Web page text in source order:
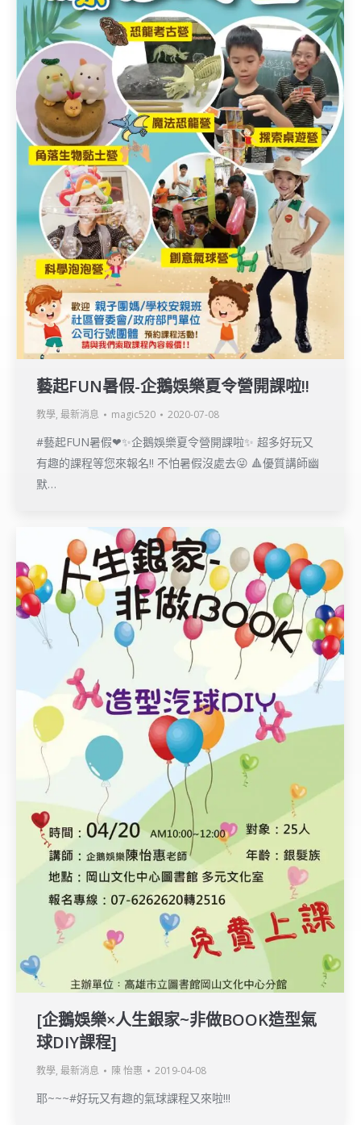
藝起FUN暑假-企鵝娛樂夏令營開課啦!!
教學, 最新消息 magic520 2020-07-08
#藝起FUN暑假❤✨企鵝娛樂夏令營開課啦✨ 超多好玩又
有趣的課程等您來報名‼ 不怕暑假沒處去😜 🔺優質講師幽
默…
[企鵝娛樂×人生銀家~非做BOOK造型氣
球DIY課程]
教學, 最新消息 陳 怡惠 2019-04-08
耶~~~#好玩又有趣的氣球課程又來啦!!!